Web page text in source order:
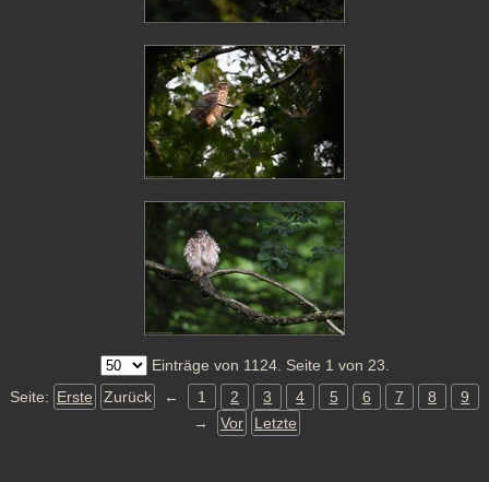
Einträge von 1124. Seite 1 von 23.
Seite: Erste Zurück ← 1 2 3 4 5 6 7 8
9
→
Vor Letzte